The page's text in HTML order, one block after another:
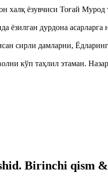
халқ ёзувчиси Тоғай
ёзилган дурдона
сирли дамларни,
кўп таҳлил этаман.
Birinchi qism